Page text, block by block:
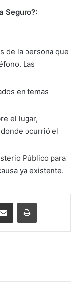
Seguro?:
de la persona que
Las
en temas
el lugar,
ocurrió el
Público para
ya existente.
Enviar vía email Imprimir